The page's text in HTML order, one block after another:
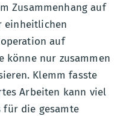
Zusammenhang auf
einheitlichen
auf
könne nur zusammen
Klemm fasste
Arbeiten kann viel
für die gesamte